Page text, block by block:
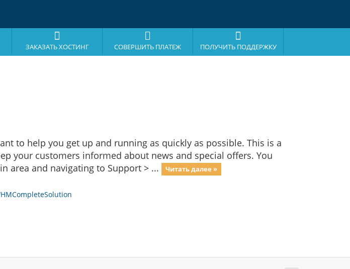
ЗАКАЗАТЬ ХОСТИНГ СОВЕРШИТЬ ПЛАТЕЖ ПОЛУЧИТЬ ПОДДЕРЖКУ
to help you get up and running as quickly as possible. This is a
your customers informed about news and special offers. You
area and navigating to Support > ...
Читать далее »